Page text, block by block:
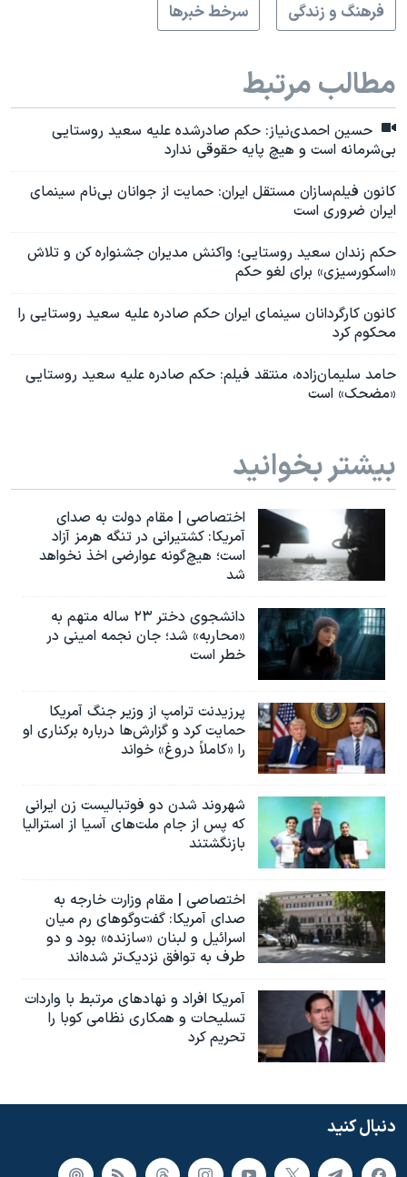
فرهنگ و زندگی
سرخط خبرها
مطالب مرتبط
حسین احمدی‌نیاز: حکم صادرشده علیه سعید روستایی
بی‌شرمانه است و هیچ پایه حقوقی ندارد
کانون فیلم‌سازان مستقل ایران: حمایت از جوانان بی‌نام سینمای
ایران ضروری است
حکم زندان سعید روستایی؛ واکنش مدیران جشنواره کن و تلاش
«اسکورسیزی» برای لغو حکم
کانون کارگردانان سینمای ایران حکم صادره علیه سعید روستایی را
محکوم کرد
حامد سلیمان‌زاده، منتقد فیلم: حکم صادره علیه سعید روستایی
«مضحک» است
بیشتر بخوانید
اختصاصی | مقام دولت به صدای
آمریکا: کشتیرانی در تنگه هرمز آزاد
است؛ هیچ‌گونه عوارضی اخذ نخواهد
شد
دانشجوی دختر ۲۳ ساله متهم به
«محاربه» شد؛ جان نجمه امینی در
خطر است
پرزیدنت ترامپ از وزیر جنگ آمریکا
حمایت کرد و گزارش‌ها درباره برکناری او
را «کاملاً دروغ» خواند
شهروند شدن دو فوتبالیست زن ایرانی
که پس از جام ملت‌های آسیا از استرالیا
بازنگشتند
اختصاصی | مقام وزارت خارجه به
صدای آمریکا: گفت‌وگوهای رم میان
اسرائیل و لبنان «سازنده» بود و دو
طرف به توافق نزدیک‌تر شده‌اند
آمریکا افراد و نهادهای مرتبط با واردات
تسلیحات و همکاری نظامی کوبا را
تحریم کرد
دنبال کنید